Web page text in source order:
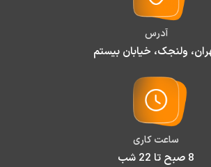
آدرس
ولنجک، خیابان بیستم
ساعت کاری
8 صبح تا 22 شب